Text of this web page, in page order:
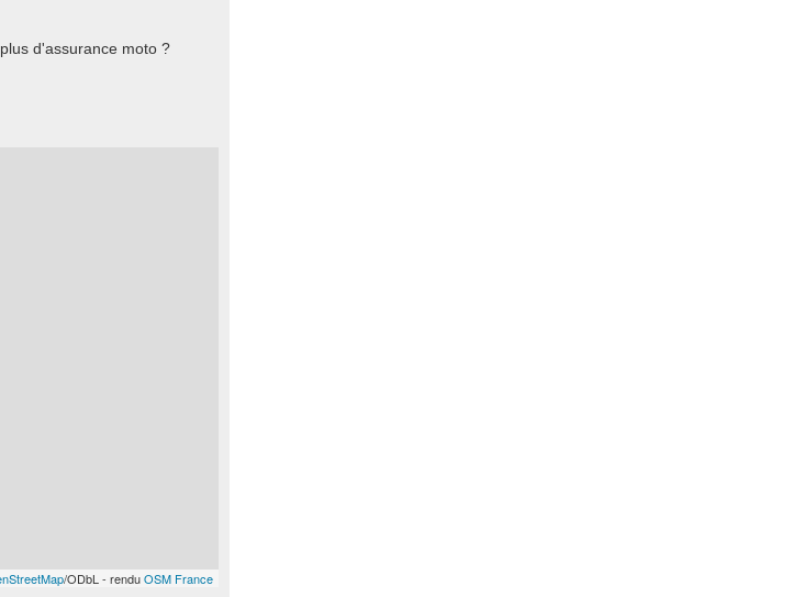
d'assurance moto ?
/ODbL - renduOSM France